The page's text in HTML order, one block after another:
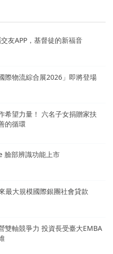
友APP，基督徒的新福音
際物流綜合展2026」即將登場
希望力量！ 六名子女捐贈家扶
的循環
臉部辨識功能上市
最大規模國際銀團社會貸款
雙軸競爭力 投資長受臺大EMBA